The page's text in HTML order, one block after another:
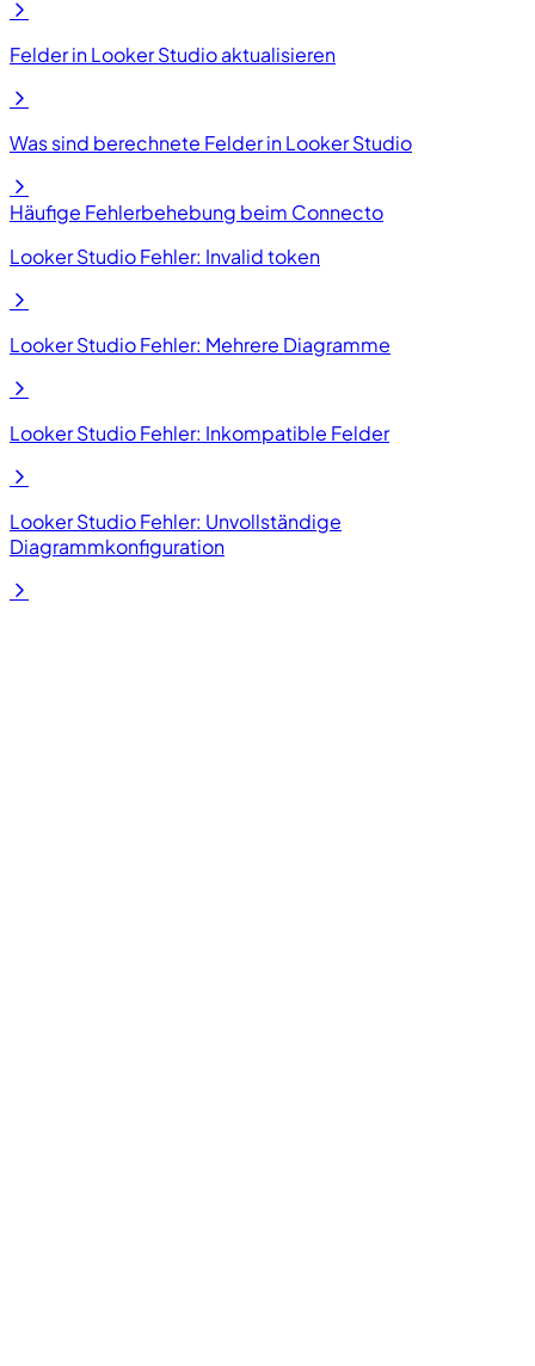
Felder in Looker Studio aktualisieren
Was sind berechnete Felder in Looker Studio
Häufige Fehlerbehebung beim Connecto
Looker Studio Fehler: Invalid token
Looker Studio Fehler: Mehrere Diagramme
Looker Studio Fehler: Inkompatible Felder
Looker Studio Fehler: Unvollständige
Diagrammkonfiguration